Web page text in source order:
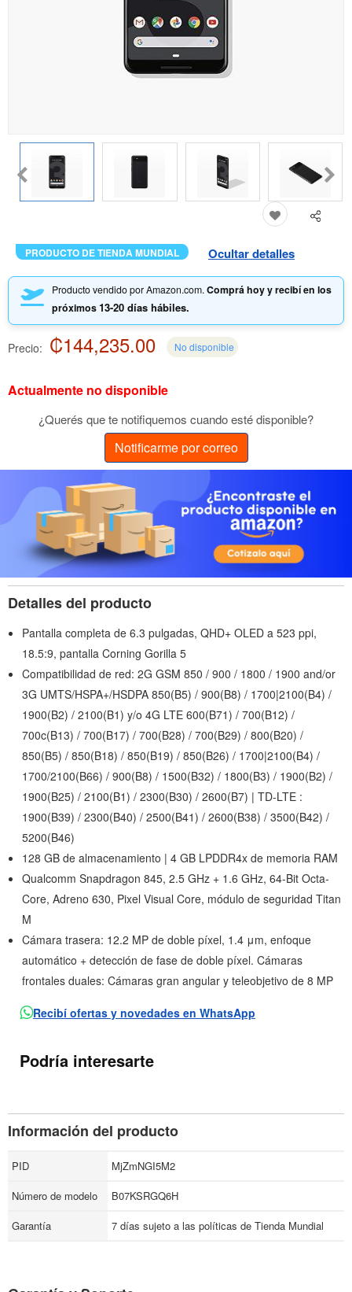
PRODUCTO DE TIENDA MUNDIAL Ocultar detalles
Producto vendido por Amazon.com.Comprá hoy y recibí en los
próximos13-20 días hábiles.
Precio: ₡144,235.00 No disponible
Actualmente no disponible
¿Querés que te notifiquemos cuando esté disponible?
Notificarme por correo
Detalles del producto
Pantalla completa de 6.3 pulgadas, QHD+ OLED a 523 ppi,
18.5:9, pantalla Corning Gorilla 5
Compatibilidad de red: 2G GSM 850 / 900 / 1800 / 1900 and/or
3G UMTS/HSPA+/HSDPA 850(B5) / 900(B8) / 1700|2100(B4) /
1900(B2) / 2100(B1) y/o 4G LTE 600(B71) / 700(B12) /
700c(B13) / 700(B17) / 700(B28) / 700(B29) / 800(B20) /
850(B5) / 850(B18) / 850(B19) / 850(B26) / 1700|2100(B4) /
1700/2100(B66) / 900(B8) / 1500(B32) / 1800(B3) / 1900(B2) /
1900(B25) / 2100(B1) / 2300(B30) / 2600(B7) | TD-LTE :
1900(B39) / 2300(B40) / 2500(B41) / 2600(B38) / 3500(B42) /
5200(B46)
128 GB de almacenamiento | 4 GB LPDDR4x de memoria RAM
Qualcomm Snapdragon 845, 2.5 GHz + 1.6 GHz, 64-Bit Octa-
Core, Adreno 630, Pixel Visual Core, módulo de seguridad Titan
M
Cámara trasera: 12.2 MP de doble píxel, 1.4 μm, enfoque
automático + detección de fase de doble píxel. Cámaras
frontales duales: Cámaras gran angular y teleobjetivo de 8 MP
Recibí ofertas y novedades en WhatsApp
Podría interesarte
Información del producto
PID
MjZmNGI5M2
Número de modelo
B07KSRGQ6H
Garantía
7 días sujeto a las políticas de Tienda Mundial